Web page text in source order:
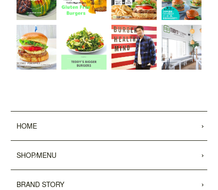
2022.06.09
6/10（金）より、
ユニクロ原宿店アニ
バーサリー企画
に、コラボTシャツ発売、
ハワイ抽選会への商品提供にて参加いた
します。詳しくはこちら
2022.05.27
Eトラベルガイド』 に、原宿表参道店が
掲載されました。
2022.05.20
日頃より、テディーズビガーバーガーを
HOME
SHOP⁄MENU
BRAND STORY